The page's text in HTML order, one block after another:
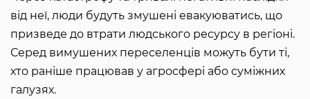
від неї, люди будуть змушені евакуюватись, що
призведе до втрати людського ресурсу в регіоні.
Серед вимушених переселенців можуть бути ті,
хто раніше працював у агросфері або суміжних
галузях.